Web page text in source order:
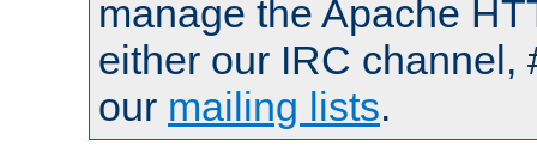
manage the Apache
either our IRC channel,
our mailing lists.